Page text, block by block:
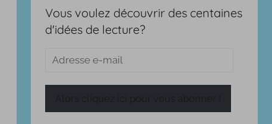
Vous voulez découvrir des centaines
d'idées de lecture?
Adresse